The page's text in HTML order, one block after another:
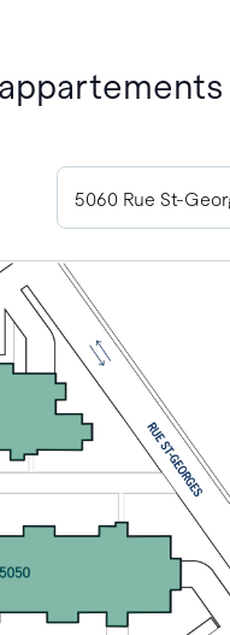
5060 Rue St-